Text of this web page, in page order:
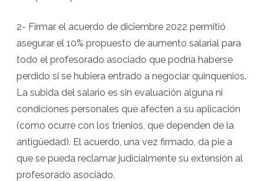
2- Firmar el acuerdo de diciembre 2022 permitió
asegurar el 10% propuesto de aumento salarial para
todo el profesorado asociado que podría haberse
perdido si se hubiera entrado a negociar quinquenios.
La subida del salario es sin evaluación alguna ni
condiciones personales que afecten a su aplicación
(como ocurre con los trienios, que dependen de la
antigüedad). El acuerdo, una vez firmado, da pie a
que se pueda reclamar judicialmente su extensión al
profesorado asociado.